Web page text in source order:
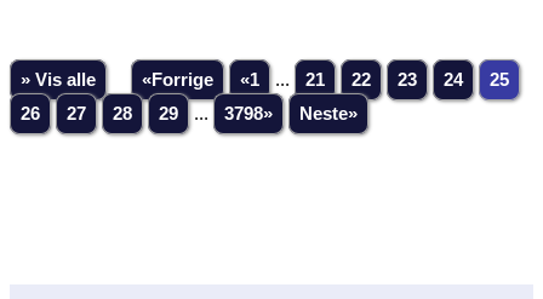
» Vis alle «Forrige «1 ... 21 22 23 24
25
26
27 28 29 ... 3798» Neste»